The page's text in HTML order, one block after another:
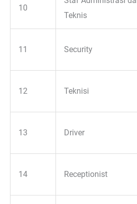
10
Teknis
11 Security
12 Teknisi
13 Driver
14 Receptionist